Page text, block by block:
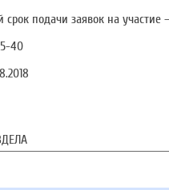
срок подачи заявок на участие
40